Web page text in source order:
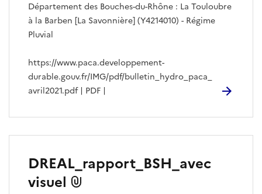
Département des Bouches-du-Rhône : La Touloubre
à la Barben [La Savonnière] (Y4214010) - Régime
Pluvial
https://www.paca.developpement-
durable.gouv.fr/IMG/pdf/bulletin_hydro_paca_
avril2021.pdf | PDF |
DREAL_rapport_BSH_avec
visuel